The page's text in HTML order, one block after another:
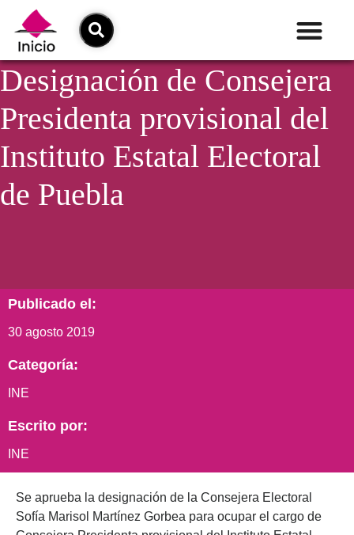
Designación de Consejera
Presidenta provisional del
Instituto Estatal Electoral
de Puebla
Publicado el:
30 agosto 2019
Categoría:
INE
Escrito por:
INE
Se aprueba la designación de la Consejera Electoral
Sofía Marisol Martínez Gorbea para ocupar el cargo de